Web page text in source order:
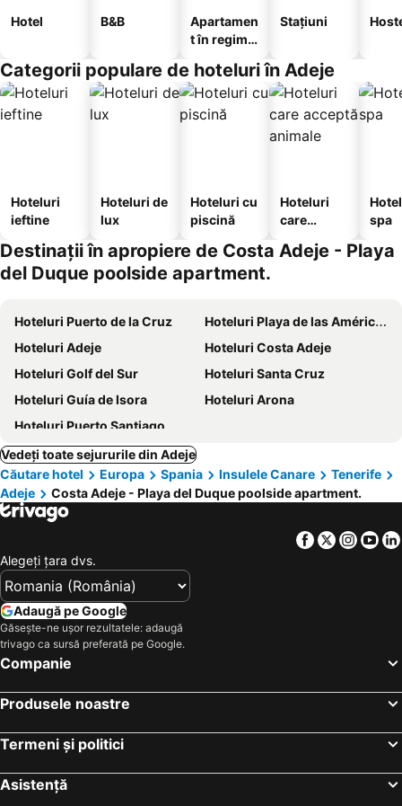
Hotel B&B
Apartamen
t în regim
Stațiuni
Categorii populare de hoteluri în Adeje
Hoteluri
ieftine
Hoteluri de
lux
Hoteluri cu
piscină
Hoteluri
care
animale
spa
Destinații în apropiere de Costa Adeje - Playa
del Duque poolside apartment.
Hoteluri Puerto de la Cruz
Hoteluri Playa de las Américas
Hoteluri Adeje
Hoteluri Costa Adeje
Hoteluri Golf del Sur
Hoteluri Santa Cruz
Hoteluri Guía de Isora
Hoteluri Arona
Hoteluri Puerto Santiago
Vedeți toate sejururile din Adeje
Căutare hotel
Europa Spania Insulele Canare
Tenerife
Adeje
Costa Adeje - Playa del Duque poolside apartment.
Facebook
Twitter
Alegeţi ţara dvs.
Adaugă pe Google
Găsește-ne ușor rezultatele: adaugă
trivago ca sursă preferată pe Google.
Companie
Produsele noastre
Termeni și politici
Asistență